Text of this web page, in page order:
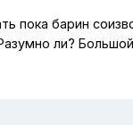
пока барин
ли?